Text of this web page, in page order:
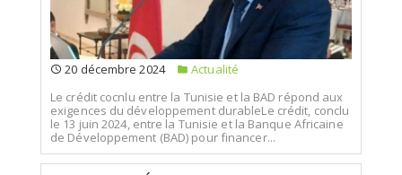
20 décembre 2024
Actualité
Le crédit cocnlu entre la Tunisie et la BAD répond aux
exigences du développement durableLe crédit, conclu
le 13 juin 2024, entre la Tunisie et la Banque Africaine
de Développement (BAD) pour financer...